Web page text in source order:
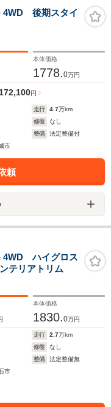
4WD 後期スタイ
本体価格
1778.0万円
円
走行 4.7万km
修復
なし
整備
法定整備付
市
頼
4WD ハイグロス
テリアトリム
本体価格
1830.0万円
走行 2.7万km
修復
なし
整備
法定整備無
市